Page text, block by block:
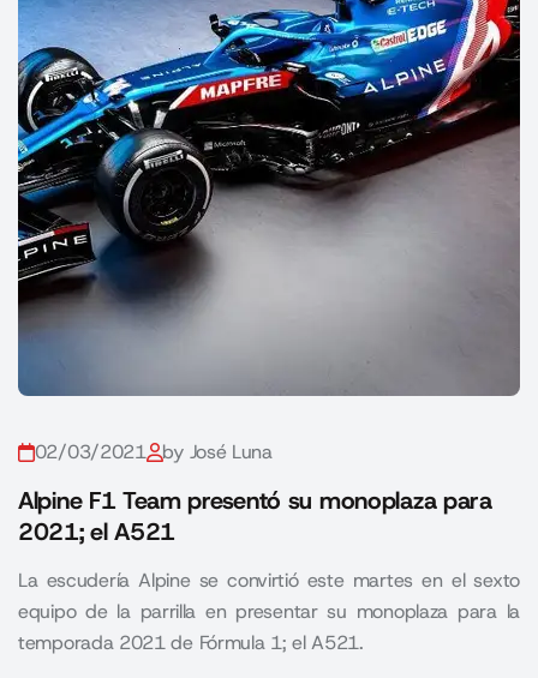
02/03/2021 by José Luna
Alpine F1 Team presentó su monoplaza para
2021; el A521
La escudería Alpine se convirtió este martes en el sexto
equipo de la parrilla en presentar su monoplaza para la
temporada 2021 de Fórmula 1; el A521.